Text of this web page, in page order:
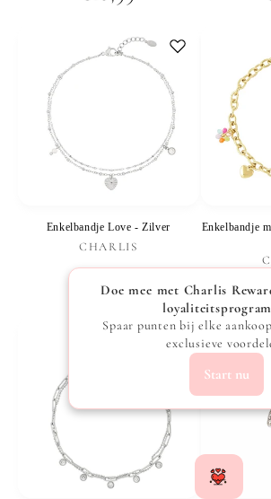
Enkelbandje Love - Zilver
Verkoper:
CHARLIS
Normale
prijs
€15,99
Enkelbandje
Doe mee met Charlis
Spaar punten bij elke
exclusieve
Start nu